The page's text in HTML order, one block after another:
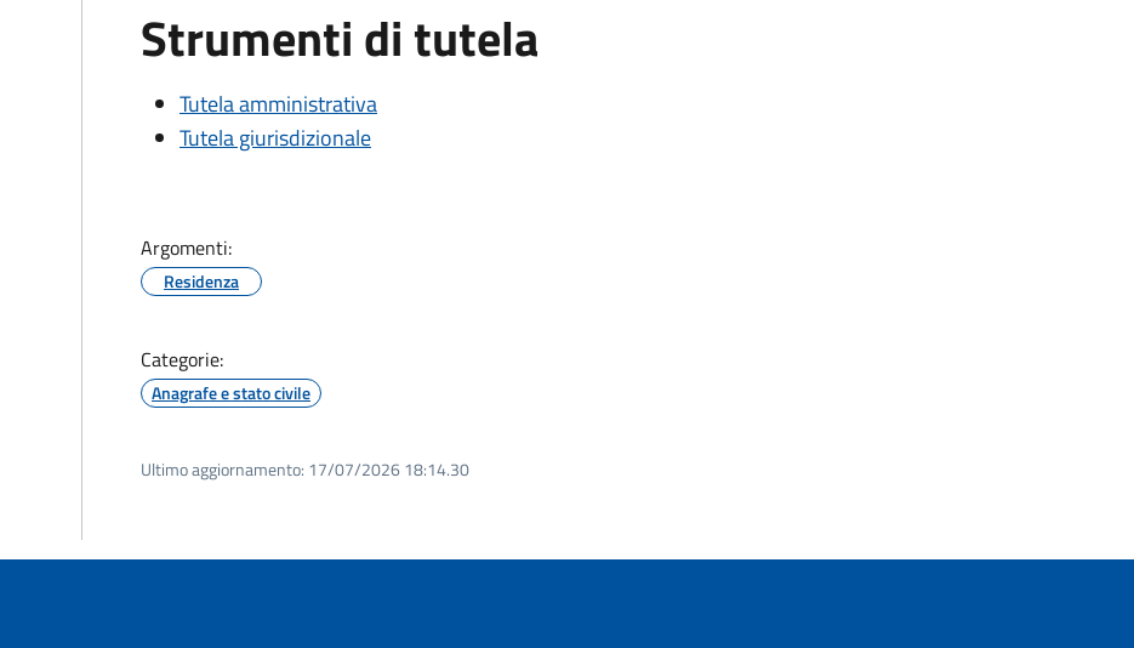
Strumenti di tutela
Tutela amministrativa
Tutela giurisdizionale
Argomenti:
Residenza
Categorie:
Anagrafe e stato civile
Ultimo aggiornamento: 17/07/2026 18:14.30